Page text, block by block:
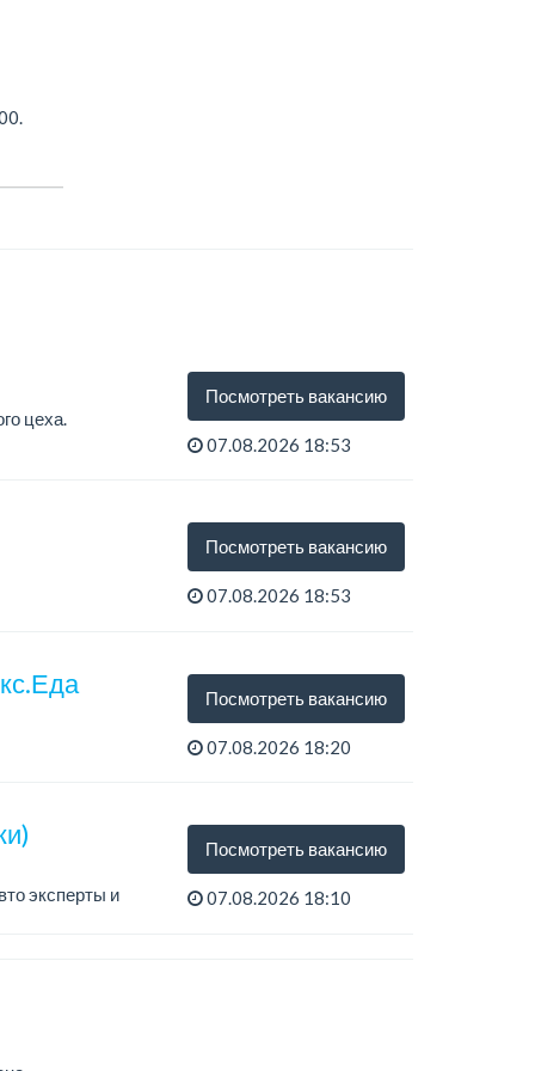
цеха.
Посмотреть вакансию
07.08.2026 18:53
Посмотреть вакансию
07.08.2026 18:53
Посмотреть вакансию
07.08.2026 18:20
эксперты и
Посмотреть вакансию
07.08.2026 18:10